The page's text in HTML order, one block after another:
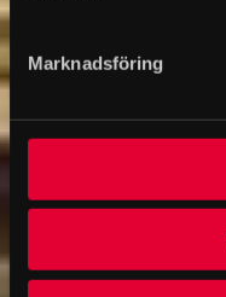
Marknadsföring